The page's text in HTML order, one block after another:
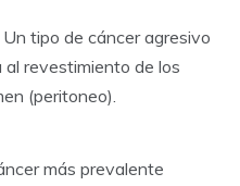
Un tipo de cáncer agresivo
revestimiento de los
(peritoneo).
más prevalente